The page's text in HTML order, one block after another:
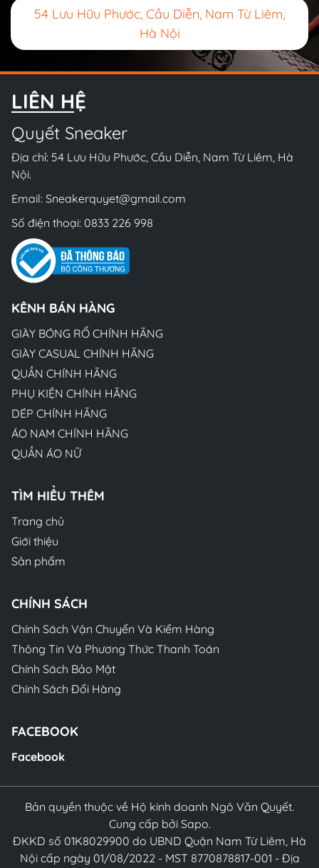
54 Lưu Hữu Phước, Cầu Diễn, Nam Từ Liêm,
Hà Nội
LIÊN HỆ
Quyết Sneaker
Địa chỉ: 54 Lưu Hữu Phước, Cầu Diễn, Nam Từ Liêm, Hà
Nội.
Email: Sneakerquyet@gmail.com
Số điện thoại: 0833 226 998
KÊNH BÁN HÀNG
GIÀY BÓNG RỔ CHÍNH HÃNG
GIÀY CASUAL CHÍNH HÃNG
QUẦN CHÍNH HÃNG
PHỤ KIỆN CHÍNH HÃNG
DÉP CHÍNH HÃNG
ÁO NAM CHÍNH HÃNG
QUẦN ÁO NỮ
TÌM HIỂU THÊM
Trang chủ
Giới thiệu
Sản phẩm
CHÍNH SÁCH
Chính Sách Vận Chuyển Và Kiểm Hàng
Thông Tin Và Phương Thức Thanh Toán
Chính Sách Bảo Mật
Chính Sách Đổi Hàng
FACEBOOK
Facebook
Bản quyền thuộc về Hộ kinh doanh Ngô Văn Quyết.
Cung cấp bởi Sapo.
ĐKKD số 01K8029900 do UBND Quận Nam Từ Liêm, Hà
Nội cấp ngày 01/08/2022 - MST 8770878817-001 - Địa